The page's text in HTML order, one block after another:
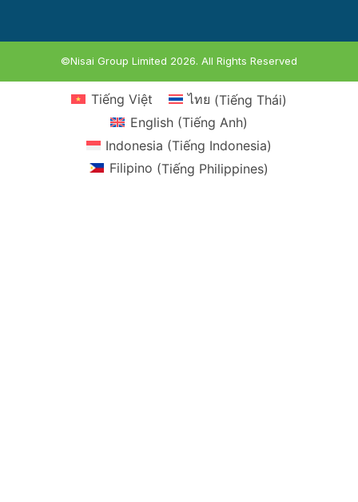
©Nisai Group Limited 2026. All Rights Reserved
Tiếng Việt ไทย (Tiếng Thái)
English(Tiếng Anh)
Indonesia (Tiếng Indonesia)
Filipino (Tiếng Philippines)